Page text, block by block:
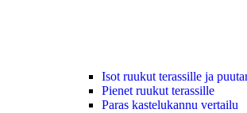
Isot ruukut terassille ja
Pienet ruukut terassille
Paras kastelukannu vertailu